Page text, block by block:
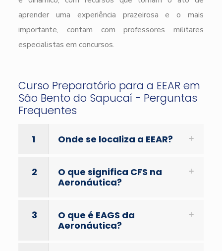
aprender uma experiência prazeirosa e o mais
importante, contam com professores militares
especialistas em concursos.
Curso Preparatório para a EEAR em
São Bento do Sapucaí - Perguntas
Frequentes
1 Onde se localiza a EEAR?
2
O que significa CFS na
Aeronáutica?
3
O que é EAGS da
Aeronáutica?